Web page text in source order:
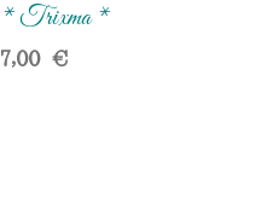
* Trixma *
7,00€